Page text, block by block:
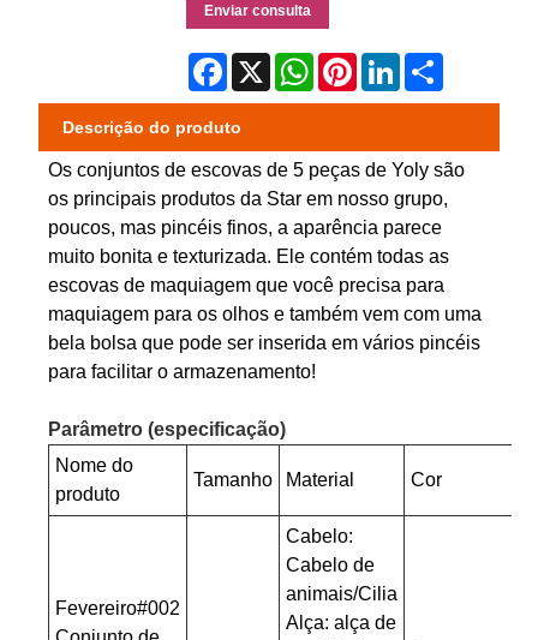
Enviar consulta
Facebook
X WhatsApp
PinterestLinkedIn
Descrição do produto
Os conjuntos de escovas de 5 peças de Yoly são
os principais produtos da Star em nosso grupo,
poucos, mas pincéis finos, a aparência parece
muito bonita e texturizada. Ele contém todas as
escovas de maquiagem que você precisa para
maquiagem para os olhos e também vem com uma
bela bolsa que pode ser inserida em vários pincéis
para facilitar o armazenamento!
Parâmetro (especificação)
Nome do
produto
Tamanho Material Cor
Fevereiro#002
Cabelo:
Cabelo de
animais/Cilia
Alça: alça de